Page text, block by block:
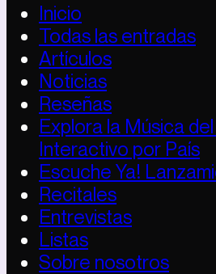
Inicio
Todas las entradas
Artículos
Noticias
Reseñas
Explora la Música
Interactivo por País
Escuche Ya!
Recitales
Entrevistas
Listas
Sobre nosotros